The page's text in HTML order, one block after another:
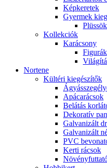
Képkeretek
Gyermek
Kollekciók
Karácsony
Figurák
Nortene
Kültéri kiegészítők
Apácarácsok
Belátás
Dekoratív
Galvanizált
Galvanizált
PVC
Kerti rácsok